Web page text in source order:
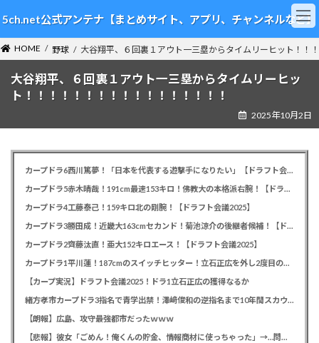
ン
テ
ン
ツ
ビ
ゲ
ー
シ
5ch.net公式アンテナ【まとめサイト、アプリ、チャンネルなど】
HOME 野球 大谷翔平、６回裏１アウト一三塁からタイムリーヒット！！
大谷翔平、６回裏１アウト一三塁からタイムリーヒッ
ト！！！！！！！！！！！！！！！！！
2025年10月2日
カープドラ6西川篤夢！「日本を代表する遊撃手になりたい」【ドラフト会議2025】
カープドラ5赤木晴哉！191cm最速153キロ！佛教大の本格派右腕！【ドラフト会議2025】
カープドラ4工藤泰己！159キロ北の剛腕！【ドラフト会議2025】
カープドラ3勝田成！近畿大163cmセカンド！菊池涼介の後継者候補！【ドラフト会議2025】
カープドラ2齊藤汰直！亜大152キロエース！【ドラフト会議2025】
カープドラ1平川蓮！187cmのスイッチヒッター！立石正広を外し2度目の重複も新井監督がクジを引き当てる！【ドラフト会議2025】
【カープ実況】ドラフト会議2025！ドラ1立石正広の獲得なるか
緒方孝市カープドラ3指名で青学出禁！澤﨑俊和の逆指名まで10年間スカウト出禁
【朗報】広島、攻守最強都市だったｗｗｗ
【悲報】彼女「ごめん！俺くんの貯金、情報商材に使っちゃった」→…問い詰めたらギャン泣きされたんだが俺が悪いのか？